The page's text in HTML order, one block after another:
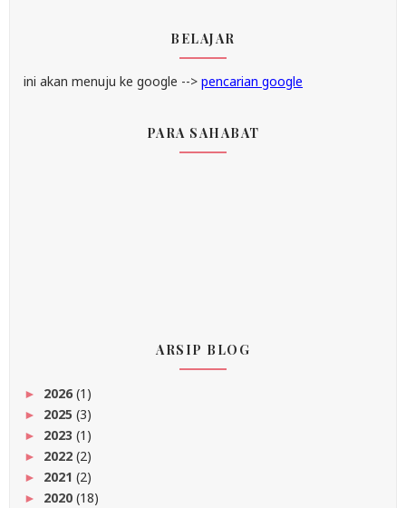
BELAJAR
ini akan menuju ke google --> pencarian google
PARA SAHABAT
ARSIP BLOG
► 2026(1)
► 2025 (3)
► 2023 (1)
► 2022 (2)
► 2021 (2)
► 2020 (18)